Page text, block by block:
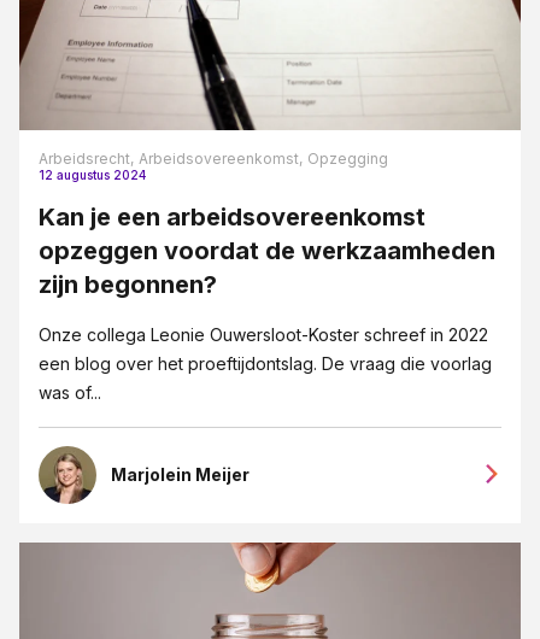
Arbeidsrecht
Bestuursrecht
Bouw en aannemerij
Civiel bouwrecht
Contract en proces
Eigendoms- en merkenrecht
Fusies en overnames
Goede overeenkomsten blogreeks
Grensoverschrijdendgedrag
Groeipijn blogreeks
Arbeidsrecht, Arbeidsovereenkomst, Opzegging
12 augustus 2024
Kan je een arbeidsovereenkomst
opzeggen voordat de werkzaamheden
zijn begonnen?
Onze collega Leonie Ouwersloot-Koster schreef in 2022
een blog over het proeftijdontslag. De vraag die voorlag
was of...
Marjolein Meijer